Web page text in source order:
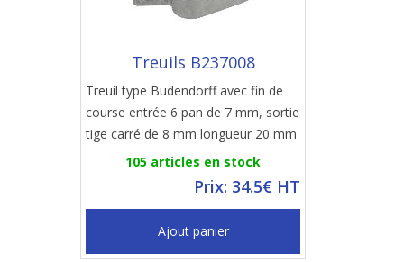
Treuils B237008
Treuil type Budendorff avec fin de
course entrée 6 pan de 7 mm, sortie
tige carré de 8 mm longueur 20 mm
105 articles en stock
Prix: 34.5€ HT
Ajout panier